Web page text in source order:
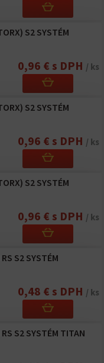
S2 SYSTÉM
0,96 € s DPH / ks
S2 SYSTÉM
0,96 € s DPH / ks
S2 SYSTÉM
0,96 € s DPH / ks
S2 SYSTÉM
0,48 € s DPH / ks
S2 SYSTÉM TITAN